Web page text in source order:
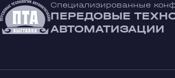
Специализированные
ПЕРЕДОВЫЕ
АВТОМАТИЗАЦИИ